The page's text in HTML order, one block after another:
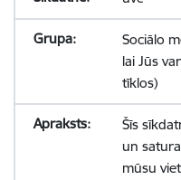
Sociālo
lai Jūs
tīklos)
Šīs
un
mūsu